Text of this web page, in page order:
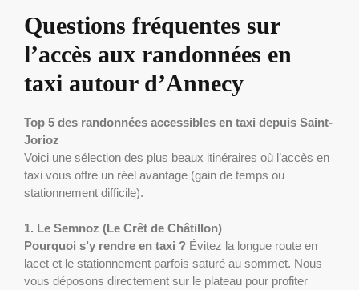
Questions fréquentes sur
l’accès aux randonnées en
taxi autour d’Annecy
Top 5 des randonnées accessibles en taxi depuis Saint-
Jorioz
Voici une sélection des plus beaux itinéraires où l’accès en
taxi vous offre un réel avantage (gain de temps ou
stationnement difficile).
1. Le Semnoz (Le Crêt de Châtillon)
Pourquoi s’y rendre en taxi ? Évitez la longue route en
lacet et le stationnement parfois saturé au sommet. Nous
vous déposons directement sur le plateau pour profiter